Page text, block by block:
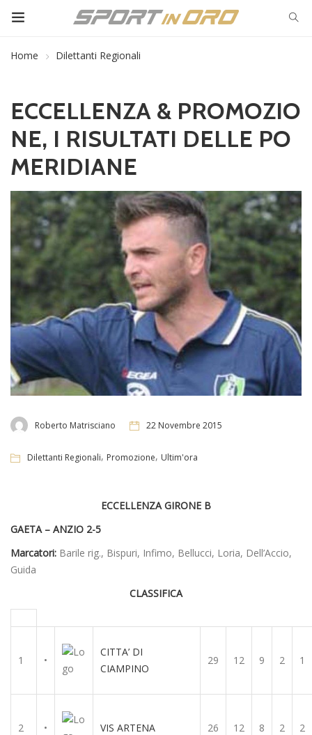
Home Dilettanti Regionali
ECCELLENZA & PROMOZIO
NE, I RISULTATI DELLE PO
MERIDIANE
Roberto Matrisciano 22 Novembre 2015
Dilettanti Regionali, Promozione, Ultim'ora
ECCELLENZA GIRONE B
GAETA – ANZIO 2-5
Marcatori: Barile rig., Bispuri, Infimo, Bellucci, Loria, Dell’Accio,
Guida
CLASSIFICA
1 •
CITTA’ DI
CIAMPINO
29 12 9 2 1
2 • VIS ARTENA 26 12 8 2 2